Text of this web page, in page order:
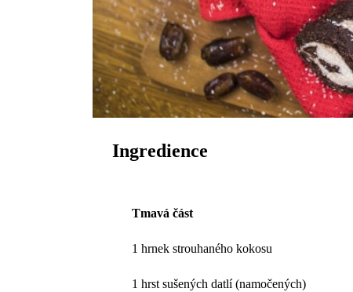
Ingredience
Tmavá část
1 hrnek strouhaného kokosu
1 hrst sušených datlí (namočených)